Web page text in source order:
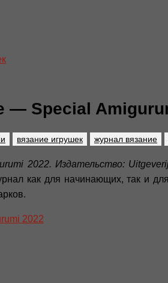
— Special
вязание игрушек журнал вязание
2022. Издательство:
как для начинающих, так и